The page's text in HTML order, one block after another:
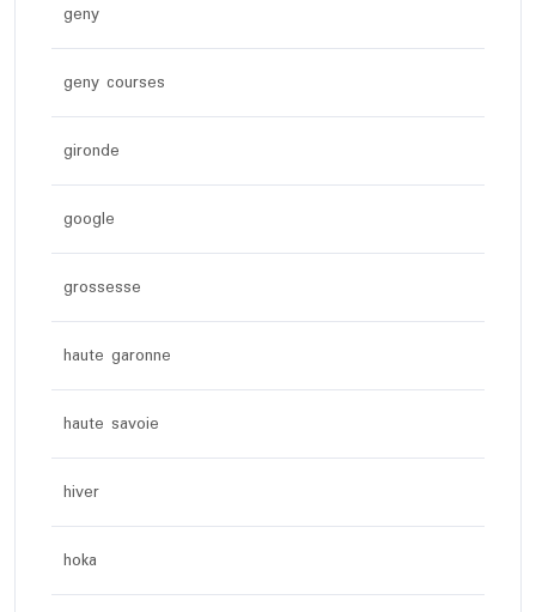
geny
geny courses
gironde
google
grossesse
haute garonne
haute savoie
hiver
hoka